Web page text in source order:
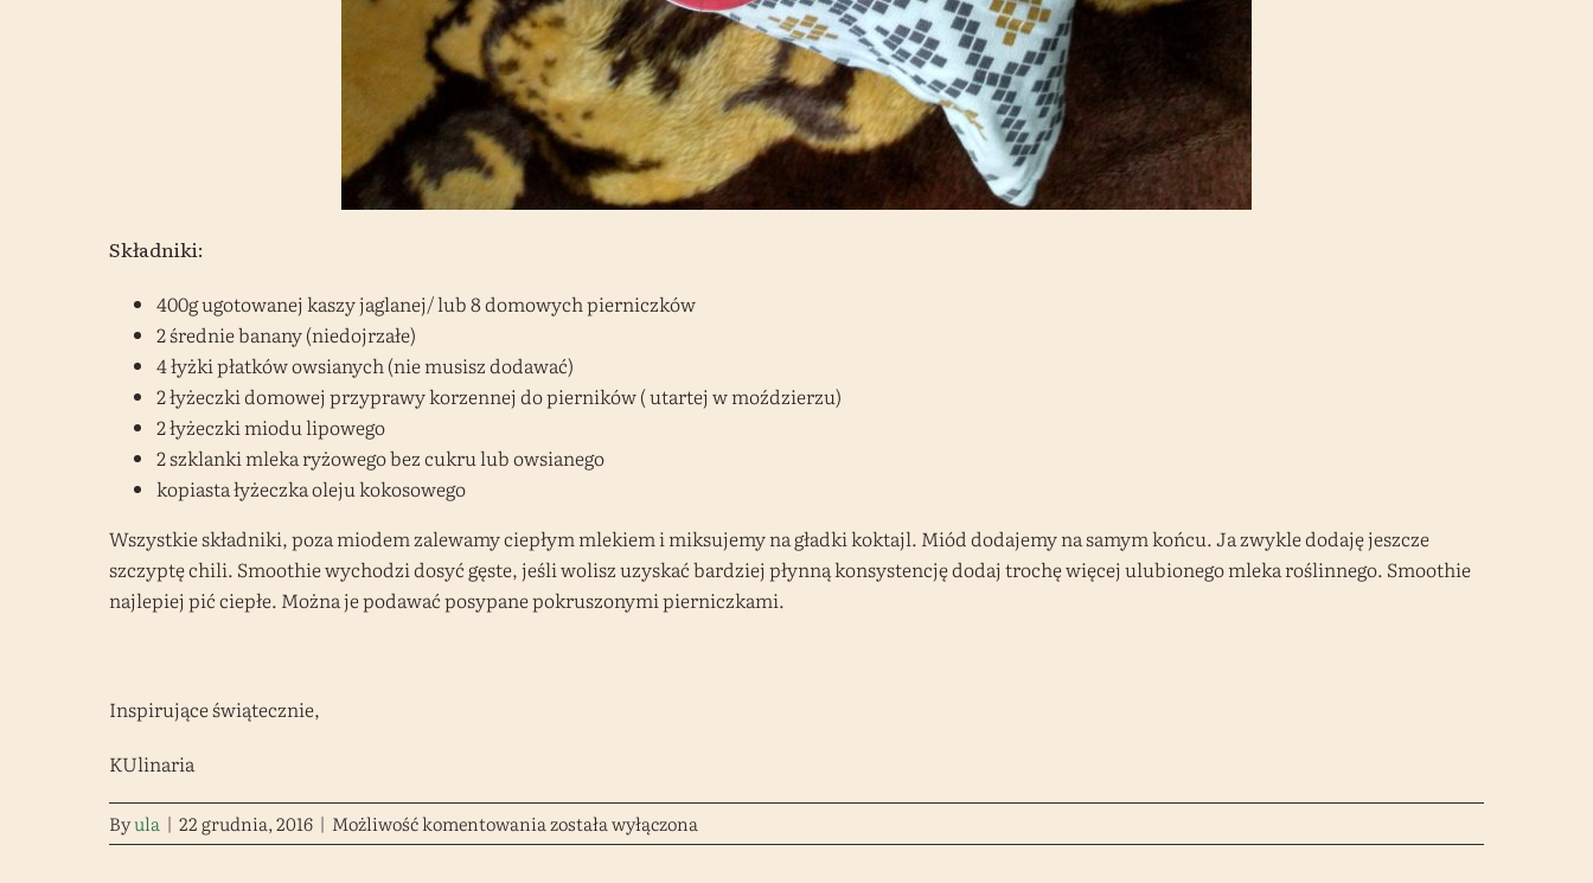
Składniki:
400g ugotowanej kaszy jaglanej/ lub 8 domowych pierniczków
2 średnie banany (niedojrzałe)
4 łyżki płatków owsianych (nie musisz dodawać)
2 łyżeczki domowej przyprawy korzennej do pierników ( utartej w moździerzu)
2 łyżeczki miodu lipowego
2 szklanki mleka ryżowego bez cukru lub owsianego
kopiasta łyżeczka oleju kokosowego
Wszystkie składniki, poza miodem zalewamy ciepłym mlekiem i miksujemy na gładki koktajl. Miód dodajemy na samym końcu. Ja zwykle dodaję jeszcze
szczyptę chili. Smoothie wychodzi dosyć gęste, jeśli wolisz uzyskać bardziej płynną konsystencję dodaj trochę więcej ulubionego mleka roślinnego. Smoothie
najlepiej pić ciepłe. Można je podawać posypane pokruszonymi pierniczkami.
Inspirujące świątecznie,
KUlinaria
Byula | 22 grudnia, 2016 | Możliwość komentowaniaSmoothie
piernikowe
została wyłączona